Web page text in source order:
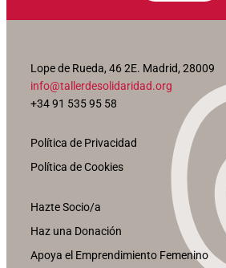
Lope de Rueda, 46 2E. Madrid, 28009
info@tallerdesolidaridad.org
+34 91 535 95 58
Política de Privacidad
Política de Cookies
Hazte Socio/a
Haz una Donación
Apoya el Emprendimiento Femenino